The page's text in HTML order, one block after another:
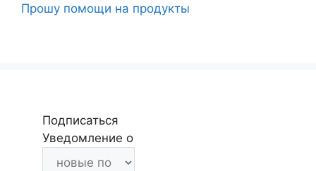
Прошу помощи на продукты
Подписаться
Уведомление о